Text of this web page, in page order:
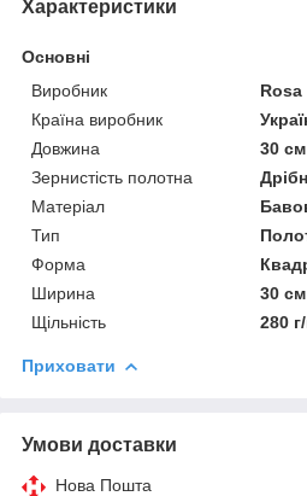
Характеристики
Основні
Виробник
Rosa
Країна виробник
Довжина
30 см
Зернистість полотна
Матеріал
Тип
Форма
Ширина
30 см
Щільність
280
Приховати
Умови доставки
Нова Пошта